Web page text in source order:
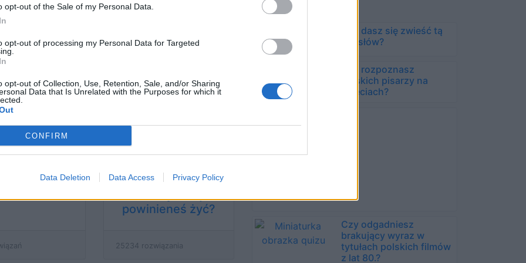
opt-out of the Sale of my Personal Data.
opt-out of processing my Personal Data for Targeted
opt-out of Collection, Use, Retention, Sale, and/or Sharing
Data that Is Unrelated with the Purposes for which it
CONFIRM
Data Deletion Data Access Privacy Policy
15822 rozwiązania
sobie
rozmowie
studiów powinieneś
wybrać?
81399 rozwiązań
byłbyś
W której epoce
powinieneś żyć?
25234 rozwiązania
Czy dasz się zwieść tą
grą słów?
Czy rozpoznasz
polskich pisarzy na
zdjęciach?
Czy odgadniesz
brakujący wyraz w
tytułach polskich filmów
z lat 80.?